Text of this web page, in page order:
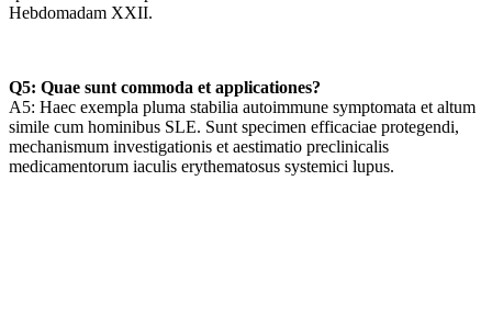
Hebdomadam XXII.
Q5: Quae sunt commoda et applicationes?
A5: Haec exempla pluma stabilia autoimmune symptomata et altum
simile cum hominibus SLE. Sunt specimen efficaciae protegendi,
mechanismum investigationis et aestimatio preclinicalis
medicamentorum iaculis erythematosus systemici lupus.